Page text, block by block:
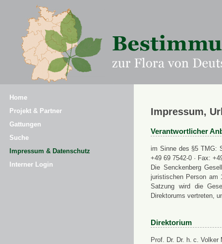
Home
Projekt & Partner
Gattungen
Suche
Impressum & Datenschutz
Interner Login
Impressum,
Verantwortlicher
im Sinne des §5 TMG:
+49 69 7542-0 · Fax:
Die Senckenberg
juristischen Person am
Satzung wird die
Direktorums vertreten,
Direktorium
Prof. Dr. Dr. h. c. Volker